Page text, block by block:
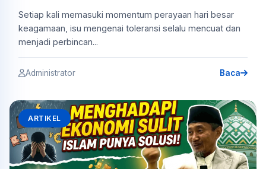
Setiap kali memasuki momentum perayaan hari besar
keagamaan, isu mengenai toleransi selalu mencuat dan
menjadi perbincan...
Administrator Baca
ARTIKEL